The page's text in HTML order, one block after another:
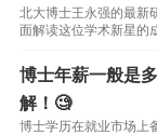
北大博士王永强的最新
面解读这位学术新星的
博士年薪一般是
解！🧐
博士学历在就业市场上